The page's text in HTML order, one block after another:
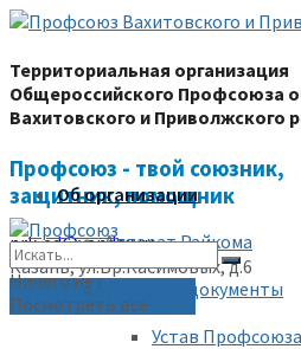
Территориальная организация
Общероссийского Профсоюза
Вахитовского и Приволжского
Профсоюз - твой союзник,
защитник, помощник
prk-ed@yandex.ru
Казань, ул.Бр.Касимовых, д.6
(843) 228-68-80
Об организации
Аппарат Райкома
Уставные документы
Устав Профсоюза
Ничего нет
Посмотреть все